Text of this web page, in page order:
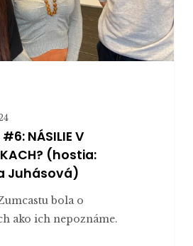
NÁSILIE V
(hostia:
Juhásová)
bola o
ako ich nepoznáme.